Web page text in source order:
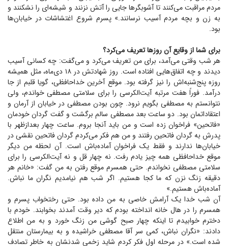
مردم مراقبت می‌کنند تا آشوبگر‌ها جایی را آتش نزنند و شیشه‌ای را نشکنند و
به زن و بچه مردم آسیب نرسانند.» پسرم شروع اغتشاشات در خیابان‌ها
بود.
برای شما از وقایع آن روز‌ها تعریف می‌کرد؟
هر شب وقتی می‌آمد، برای من تعریف می‌کرد و می‌گفت: چه کسانی آسیب
دیدند و چه اتفاق‌هایی افتاده است. روز شهادتش در ۱۸ دی‌ماه، مثل همیشه
روزه پنج‌شنبه‌اش را نیز گرفته بود. موقع آخرین خداحافظی، گویا قلبم از جا
درآمد. فوراً هفت مرتبه آیت‌الکرسی را برای سلامتی مصطفی خواندم، ولی
نتوانستم به مصطفی بگویم نرود. چون بودن مصطفی در خیابان از آرمان و
اعتقاداتمان بود. دو ساعت بعد مصطفی سالم برگشت و گفت گردان خودمان
«فاتحین» فراخوان زده است و من باید آنجا بروم. ساعت چهار بعدازظهر با
پدرش به گردان فاتحین رفتند و من هم فکر می‌کردم گردان فاتحین نقشی در
خیابان‌ها ندارند و فقط یک فراخوان آماده‌باش است. آن لحظه من دیگر
موقع خداحافظی همه چیز یادم رفت. نه چهار قل و نه آیت‌الکرسی را برای
سلامتی مصطفی نخواندم. حتی همسرم موقع رفتن به من گفت: «خانم هر
دقیقه زنگ نزن که ما کجا هستیم. اگر شب هم نیامدیم نگران ما نباش.
آماده‌باش هستیم.»
آن شب خدا یک آرامش خاصی به من داده بود. حتی رختخواب پسرم و
همسرم را در هال خانه انداخته بودم که دیر وقت آمدند بخوابند. خودم با
دخترم خوابیدم تا اینکه چهار صبح گوشی من زنگ خورد و به من اطلاع
دادند: «نگران نباش، کمی سر آقا مصطفی خراشیده و به بیمارستان منتقل
شده است.» در مرحله اول فکر کردم شاید زخمی شدنشان به خاطر تصادف